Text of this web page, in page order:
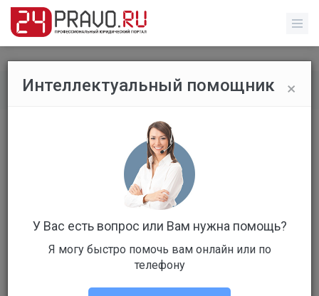
Все вопросы / Без указания категории
Закрытие малого бизнеса
Вопрос уже решен
×
Интеллектуальный помощник
У Вас есть вопрос или Вам нужна помощь?
Я могу быстро помочь вам онлайн или по
телефону